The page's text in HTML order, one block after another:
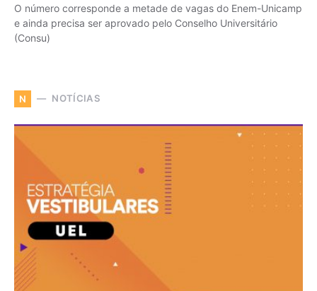
O número corresponde a metade de vagas do Enem-Unicamp
e ainda precisa ser aprovado pelo Conselho Universitário
(Consu)
N NOTÍCIAS